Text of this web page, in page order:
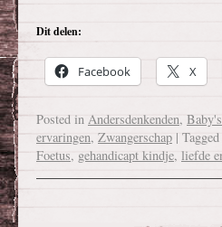
Dit delen:
Facebook X
Posted in Andersdenkenden, Baby's
ervaringen, Zwangerschap | Tagged
Foetus, gehandicapt kindje, liefde